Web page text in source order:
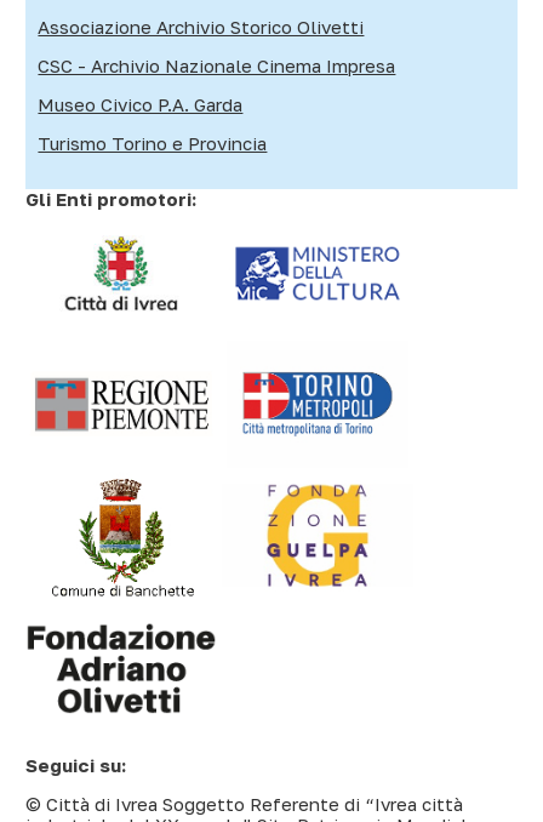
Associazione Archivio Storico Olivetti
CSC - Archivio Nazionale Cinema Impresa
Museo Civico P.A. Garda
Turismo Torino e Provincia
Gli Enti promotori:
Seguici su:
© Città di Ivrea Soggetto Referente di “Ivrea città